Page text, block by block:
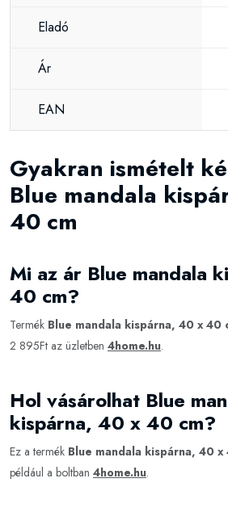
Eladó
Ár
EAN
Gyakran ismételt
Blue mandala
40 cm
Mi az ár Blue mandala
40 cm?
Termék Blue mandala kispárna, 40 x 40
2 895Ft az üzletben 4home.hu.
Hol vásárolhat Blue
kispárna, 40 x 40 cm?
Ez a termék Blue mandala kispárna, 40 x
például a boltban 4home.hu.